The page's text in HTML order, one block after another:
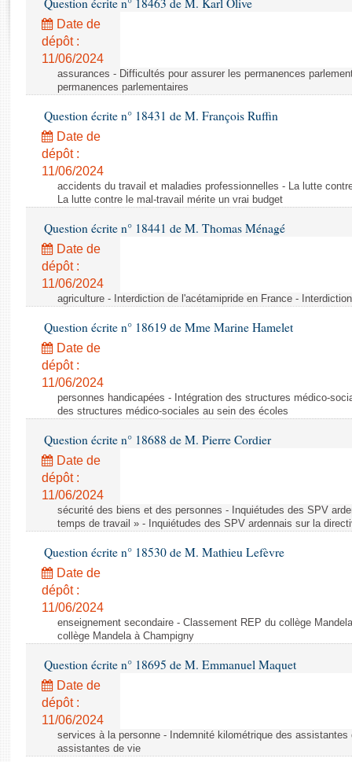
Rapports d'enquête
Rapports législatifs
Rapports sur l'application des lois
Baromètre de l’application des lois
Budget et sécurité sociale
Questions écrites et orales
Comptes rendus des débats
Question écrite n° 18463 de M. Karl Olive
Date de
dépôt :
11/06/2024
assurances - Difficultés pour assurer les permanences
permanences parlementaires
Question écrite n° 18431 de M. François Ruffin
Date de
dépôt :
11/06/2024
accidents du travail et maladies professionnelles - La lutte
La lutte contre le mal-travail mérite un vrai budget
Question écrite n° 18441 de M. Thomas Ménagé
Date de
dépôt :
11/06/2024
agriculture - Interdiction de l'acétamipride en France -
Question écrite n° 18619 de Mme Marine Hamelet
Date de
dépôt :
11/06/2024
personnes handicapées - Intégration des structures médico-
des structures médico-sociales au sein des écoles
Question écrite n° 18688 de M. Pierre Cordier
Date de
dépôt :
11/06/2024
sécurité des biens et des personnes - Inquiétudes des SPV
temps de travail » - Inquiétudes des SPV ardennais sur la
Question écrite n° 18530 de M. Mathieu Lefèvre
Date de
dépôt :
11/06/2024
enseignement secondaire - Classement REP du collège
collège Mandela à Champigny
Question écrite n° 18695 de M. Emmanuel Maquet
Date de
dépôt :
11/06/2024
services à la personne - Indemnité kilométrique des
assistantes de vie